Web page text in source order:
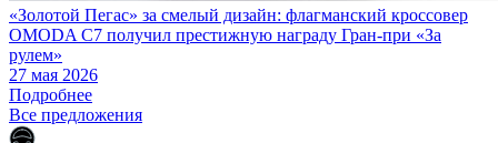
«Золотой Пегас» за смелый дизайн: флагманский кроссовер
OMODA C7 получил престижную награду Гран-при «За
рулем»
27 мая 2026
Подробнее
Все предложения